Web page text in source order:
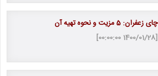
چای زعفران: 5 مزیت و نحوه تهیه آن
[1400/01/28 00:00:00]